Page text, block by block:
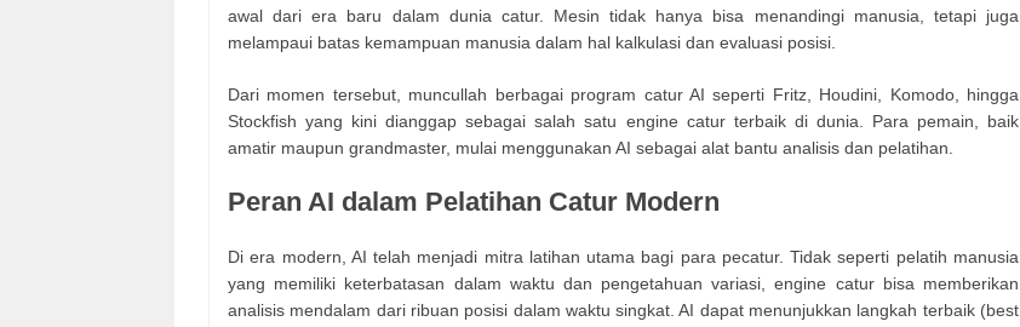
awal dari era baru dalam dunia catur. Mesin tidak hanya bisa menandingi manusia, tetapi juga
melampaui batas kemampuan manusia dalam hal kalkulasi dan evaluasi posisi.
Dari momen tersebut, muncullah berbagai program catur AI seperti Fritz, Houdini, Komodo, hingga
Stockfish yang kini dianggap sebagai salah satu engine catur terbaik di dunia. Para pemain, baik
amatir maupun grandmaster, mulai menggunakan AI sebagai alat bantu analisis dan pelatihan.
Peran AI dalam Pelatihan Catur Modern
Di era modern, AI telah menjadi mitra latihan utama bagi para pecatur. Tidak seperti pelatih manusia
yang memiliki keterbatasan dalam waktu dan pengetahuan variasi, engine catur bisa memberikan
analisis mendalam dari ribuan posisi dalam waktu singkat. AI dapat menunjukkan langkah terbaik (best